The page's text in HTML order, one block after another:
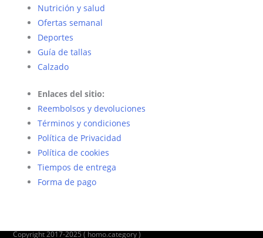
Nutrición y salud
Ofertas semanal
Deportes
Guía de tallas
Calzado
Enlaces del sitio:
Reembolsos y devoluciones
Términos y condiciones
Política de Privacidad
Política de cookies
Tiempos de entrega
Forma de pago
Copyright 2017-2025 ( homo.category )